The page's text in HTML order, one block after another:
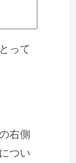
って
右側
つい